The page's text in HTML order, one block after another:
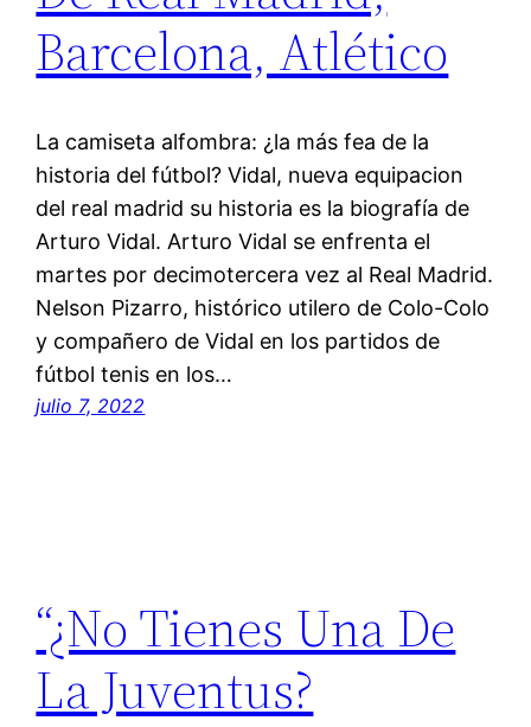
Barcelona, Atlético
La camiseta alfombra: ¿la más fea de la
historia del fútbol? Vidal, nueva equipacion
del real madrid su historia es la biografía de
Arturo Vidal. Arturo Vidal se enfrenta el
martes por decimotercera vez al Real Madrid.
Nelson Pizarro, histórico utilero de Colo-Colo
y compañero de Vidal en los partidos de
fútbol tenis en los…
julio 7, 2022
“¿No Tienes Una De
La Juventus?